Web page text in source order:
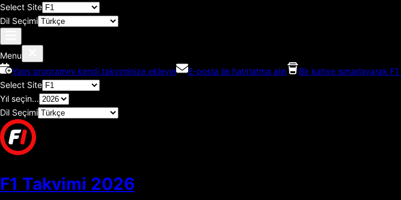
Select Site
Dil Seçimi
Menu
Yarış programını kendi takviminize ekleyin
E-posta ile hatırlatma alın
Bir kahve ısmarlayarak
Select Site
Yıl seçin...
Dil Seçimi
F1 Takvimi 2026